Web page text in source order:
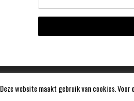
Deze website maakt gebruik van cookies.